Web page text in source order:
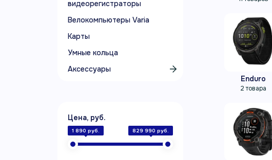
видеорегистраторы
Велокомпьютеры Varia
Карты
Умные кольца
Аксессуары
Цена, руб.
1 890 руб. 829 990 руб.
Enduro
2 товара